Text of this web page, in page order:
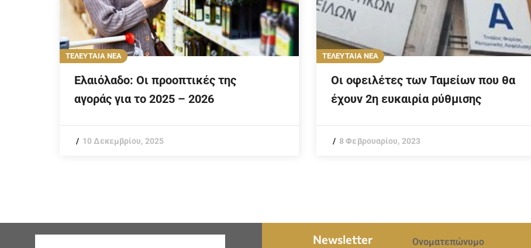
ΤΕΛΕΥΤΑΙΑ ΝΕΑ
Ελαιόλαδο: Οι προοπτικές της
αγοράς για το 2025 – 2026
10 Δεκεμβρίου, 2025
ΤΕΛΕΥΤΑΙΑ ΝΕΑ
Οι οφειλέτες των Ταμείων που θα
έχουν 2η ευκαιρία ρύθμισης
8 Φεβρουαρίου, 2023
Newsletter